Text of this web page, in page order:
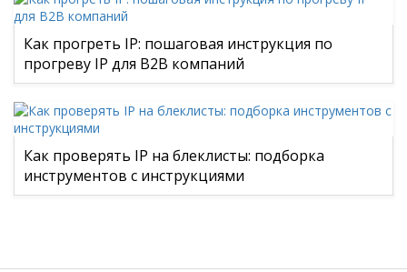
Как прогреть IP: пошаговая инструкция по
прогреву IP для B2B компаний
Как проверять IP на блеклисты: подборка
инструментов с инструкциями